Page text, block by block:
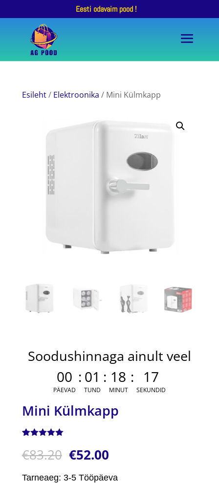
Eesti odavaim pood !
Esileht/ Elektroonika / Mini Külmkapp
Soodushinnaga ainult veel
00
PÄEVAD
: 01
TUND
: 18
MINUT
: 16
SEKUNDID
Mini Külmkapp
5.00/5
kliendi
põhjal
€83.20 €52.00
Tarneaeg: 3-5 Tööpäeva